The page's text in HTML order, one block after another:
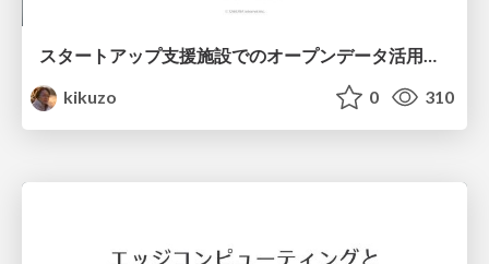
スタートアップ支援施設でのオープンデータ活用とコロナ対応
kikuzo
0 310